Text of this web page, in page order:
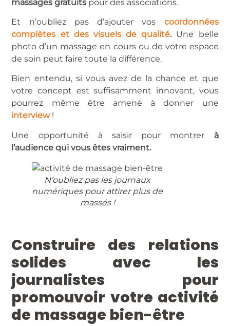
massages gratuits pour des associations.
Et n’oubliez pas d’ajouter vos coordonnées
complètes et des visuels de qualité. Une belle
photo d’un massage en cours ou de votre espace
de soin peut faire toute la différence.
Bien entendu, si vous avez de la chance et que
votre concept est suffisamment innovant, vous
pourrez même être amené à donner une
interview!
Une opportunité à saisir pour montrer à
l’audience qui vous êtes vraiment.
N’oubliez pas les journaux
numériques pour attirer plus de
massés !
Construire des relations
solides avec les
journalistes pour
promouvoir votre activité
de massage bien-être